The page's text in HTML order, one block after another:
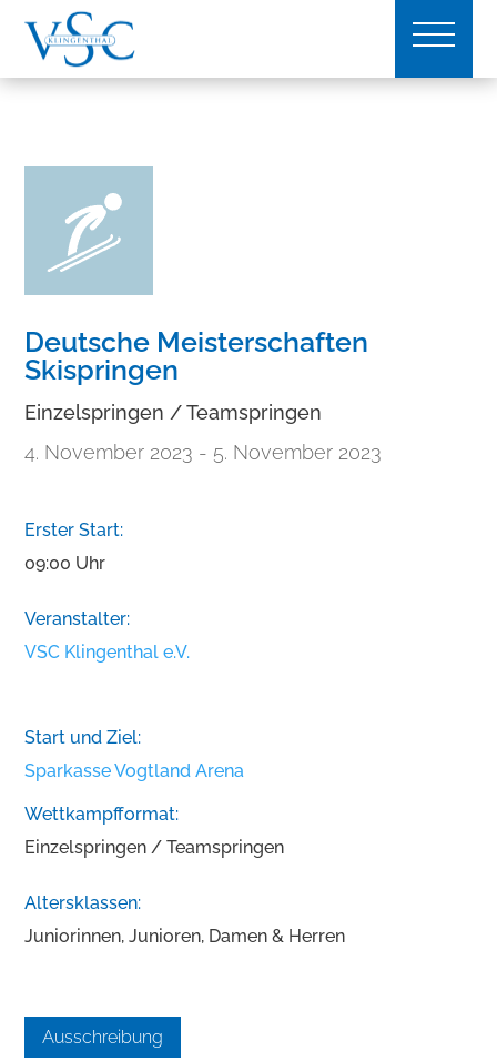
Deutsche Meisterschaften
Skispringen
Einzelspringen / Teamspringen
4. November 2023 - 5. November 2023
Erster Start:
09:00 Uhr
Veranstalter:
VSC Klingenthal e.V.
Start und Ziel:
Sparkasse Vogtland Arena
Wettkampfformat:
Einzelspringen / Teamspringen
Altersklassen:
Juniorinnen, Junioren, Damen & Herren
Ausschreibung